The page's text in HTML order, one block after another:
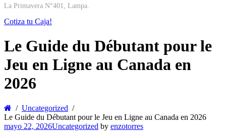
La Primavera N°401, Lampa.
Cotiza tu Caja!
Le Guide du Débutant pour le
Jeu en Ligne au Canada en
2026
Uncategorized
Le Guide du Débutant pour le Jeu en Ligne au Canada en 2026
mayo 22, 2026Uncategorized by enzotorres